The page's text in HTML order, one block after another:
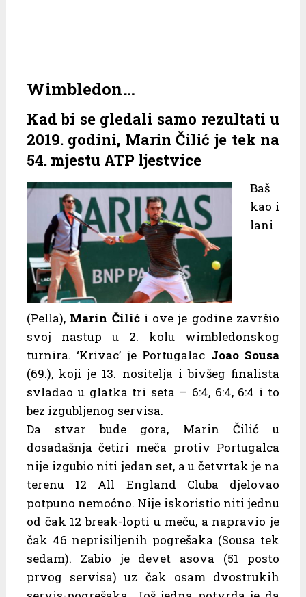
Wimbledon…
Kad bi se gledali samo rezultati u
2019. godini, Marin Čilić je tek na
54. mjestu ATP ljestvice
Baš
kao i
lani
(Pella), Marin Čilići ove je godine završio
svoj nastup u 2. kolu wimbledonskog
turnira. ‘Krivac’ je Portugalac Joao Sousa
(69.), koji je 13. nositelja i bivšeg finalista
svladao u glatka tri seta – 6:4, 6:4, 6:4 i to
bez izgubljenog servisa.
Da stvar bude gora, Marin Čilić u
dosadašnja četiri meča protiv Portugalca
nije izgubio niti jedan set, a u četvrtak je na
terenu 12 All England Cluba djelovao
potpuno nemoćno. Nije iskoristio niti jednu
od čak 12 break-lopti u meču, a napravio je
čak 46 neprisiljenih pogrešaka (Sousa tek
sedam). Zabio je devet asova (51 posto
prvog servisa) uz čak osam dvostrukih